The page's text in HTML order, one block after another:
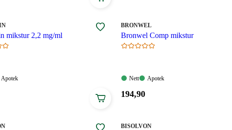
mikstur 2,2 mg/ml
Apotek:
Apotek
MERKE:
BRONWEL
Bronwel Comp mikstur
Nett:
Nett
Apotek:
Apotek
Pris:
194,90
MERKE:
BISOLVON